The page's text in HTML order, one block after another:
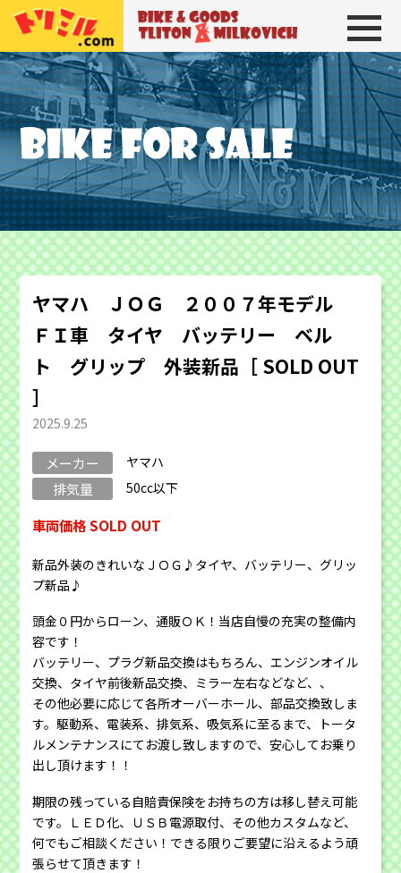
トリトン＆ミルコビッチ BIKE＆
ヤマハ ＪＯＧ ２００７年モデル
ＦＩ車 タイヤ バッテリー ベル
ト グリップ 外装新品［ SOLD OUT
］
2025.9.25
メーカー ヤマハ
排気量 50cc以下
車両価格 SOLD OUT
新品外装のきれいなＪＯＧ♪タイヤ、バッテリー、グリッ
プ新品♪
頭金０円からローン、通販ＯＫ！当店自慢の充実の整備内
容です！
バッテリー、プラグ新品交換はもちろん、エンジンオイル
交換、タイヤ前後新品交換、ミラー左右などなど、、
その他必要に応じて各所オーバーホール、部品交換致しま
す。駆動系、電装系、排気系、吸気系に至るまで、トータ
ルメンテナンスにてお渡し致しますので、安心してお乗り
出し頂けます！！
期限の残っている自賠責保険をお持ちの方は移し替え可能
です。ＬＥＤ化、ＵＳＢ電源取付、その他カスタムなど、
何でもご相談ください！できる限りご要望に沿えるよう頑
張らせて頂きます！